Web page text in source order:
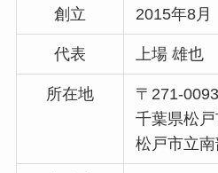
創立 2015年8月
代表 上場 雄也
所在地
〒271-0093
千葉県松
松戸市立